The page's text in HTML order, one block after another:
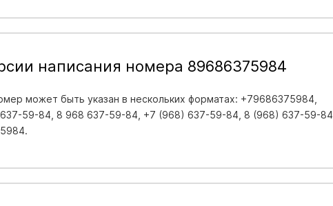
написания номера 89686375984
может быть указан в нескольких форматах: +79686375984,
59-84, 8 968 637-59-84, +7 (968) 637-59-84, 8 (968) 637-59-84,